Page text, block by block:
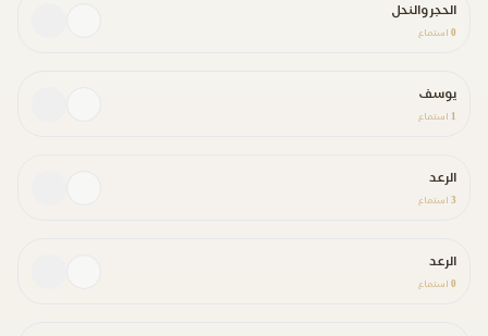
الحجر والنحل
0 استماع
يوسف
1 استماع
الرعد
3 استماع
الرعد
0 استماع